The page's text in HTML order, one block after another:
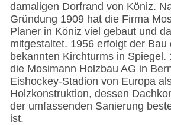
damaligen Dorfrand von Köniz.
Gründung 1909 hat die Firma
Planer in Köniz viel gebaut und
mitgestaltet. 1956 erfolgt der Bau
bekannten Kirchturms in Spiegel.
die Mosimann Holzbau AG in
Eishockey-Stadion von Europa
Holzkonstruktion, dessen
der umfassenden Sanierung
ist.